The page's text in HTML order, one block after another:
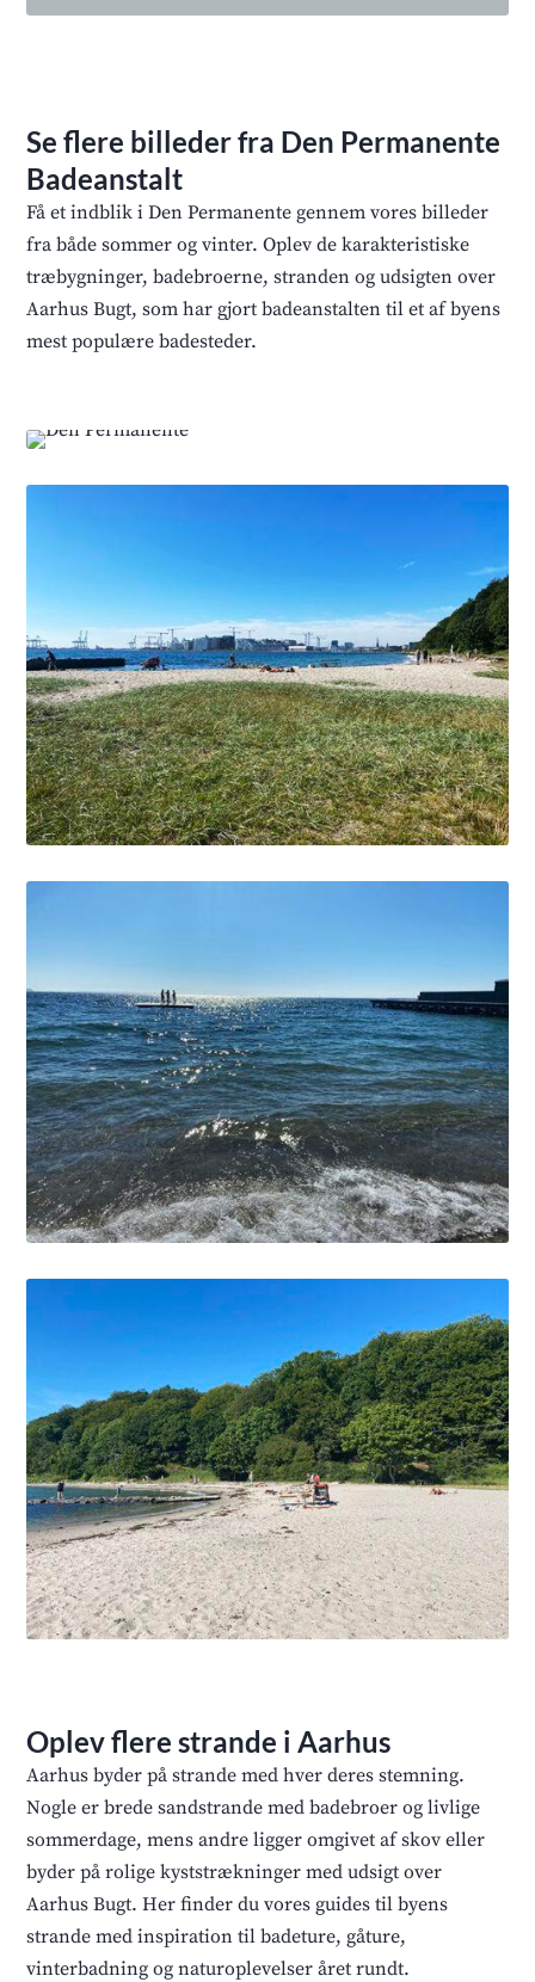
Se flere billeder fra Den Permanente
Badeanstalt
Få et indblik i Den Permanente gennem vores billeder
fra både sommer og vinter. Oplev de karakteristiske
træbygninger, badebroerne, stranden og udsigten over
Aarhus Bugt, som har gjort badeanstalten til et af byens
mest populære badesteder.
Oplev flere strande i Aarhus
Aarhus byder på strande med hver deres stemning.
Nogle er brede sandstrande med badebroer og livlige
sommerdage, mens andre ligger omgivet af skov eller
byder på rolige kyststrækninger med udsigt over
Aarhus Bugt. Her finder du vores guides til byens
strande med inspiration til badeture, gåture,
vinterbadning og naturoplevelser året rundt.